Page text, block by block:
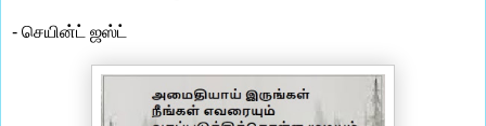
- செயின்ட் ஜஸ்ட்